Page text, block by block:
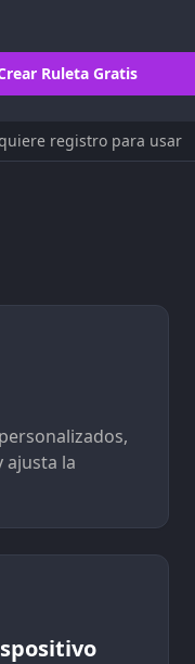
Ruleta Gratis
registro para usar
ajusta la